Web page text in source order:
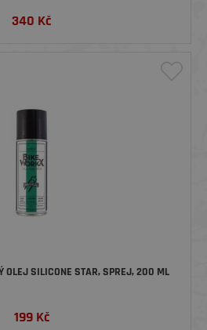
340 Kč
OLEJ SILICONE STAR, SPREJ, 200 ML
199Kč